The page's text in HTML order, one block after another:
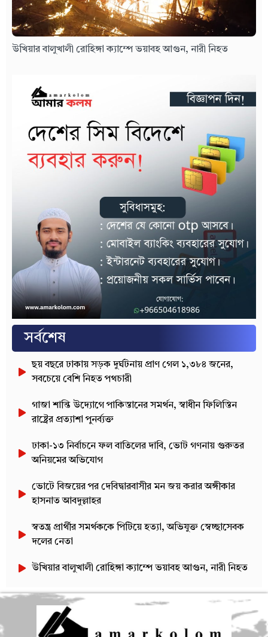
উখিয়ার বালুখালী রোহিঙ্গা ক্যাম্পে ভয়াবহ আগুন, নারী নিহত
সর্বশেষ
ছয় বছরে ঢাকায় সড়ক দুর্ঘটনায় প্রাণ গেল ১,৩৮৪ জনের,
সবচেয়ে বেশি নিহত পথচারী
গাজা শান্তি উদ্যোগে পাকিস্তানের সমর্থন, স্বাধীন ফিলিস্তিন
রাষ্ট্রের প্রত্যাশা পুনর্ব্যক্ত
ঢাকা-১৩ নির্বাচনে ফল বাতিলের দাবি, ভোট গণনায় গুরুতর
অনিয়মের অভিযোগ
ভোটে বিজয়ের পর দেবিদ্বারবাসীর মন জয় করার অঙ্গীকার
হাসনাত আবদুল্লাহর
স্বতন্ত্র প্রার্থীর সমর্থককে পিটিয়ে হত্যা, অভিযুক্ত স্বেচ্ছাসেবক
দলের নেতা
উখিয়ার বালুখালী রোহিঙ্গা ক্যাম্পে ভয়াবহ আগুন, নারী নিহত